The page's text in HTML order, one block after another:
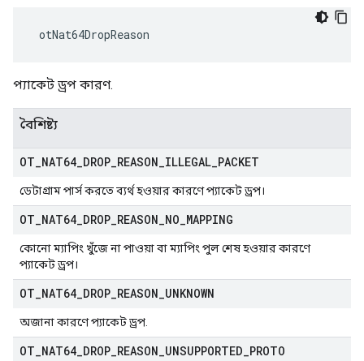
otNat64DropReason
প্যাকেট ড্রপ কারণ.
বৈশিষ্ট্য
OT NAT64 DROP REASON ILLEGAL PACKET
ডেটাগ্রাম পার্স করতে ব্যর্থ হওয়ার কারণে প্যাকেট ড্রপ।
OT NAT64 DROP REASON NO MAPPING
কোনো ম্যাপিং খুঁজে না পাওয়া বা ম্যাপিং পুল শেষ হওয়ার কারণে
প্যাকেট ড্রপ।
OT NAT64 DROP REASON UNKNOWN
অজানা কারণে প্যাকেট ড্রপ.
OT NAT64 DROP REASON UNSUPPORTED PROTO